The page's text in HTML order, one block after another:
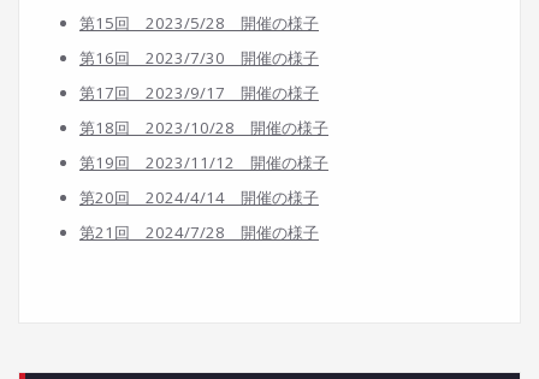
第15回 2023/5/28 開催の様子
第16回 2023/7/30 開催の様子
第17回 2023/9/17 開催の様子
第18回 2023/10/28 開催の様子
第19回 2023/11/12 開催の様子
第20回 2024/4/14 開催の様子
第21回 2024/7/28 開催の様子